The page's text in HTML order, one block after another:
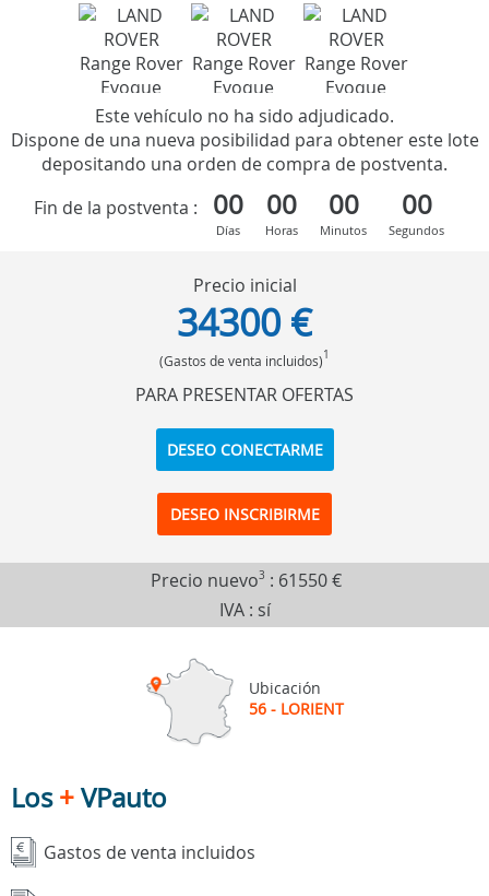
Este vehículo no ha sido adjudicado.
Dispone de una nueva posibilidad para obtener este lote
depositando una orden de compra de postventa.
Fin de la postventa :
00
Días
00
Horas
00
Minutos
00
Segundos
Precio inicial
34300 €
(Gastos de venta incluidos)1
PARA PRESENTAR OFERTAS
DESEO CONECTARME
DESEO INSCRIBIRME
Precio nuevo3 : 61550 €
IVA : sí
Ubicación
56 - LORIENT
Los+VPauto
Gastos de venta incluidos